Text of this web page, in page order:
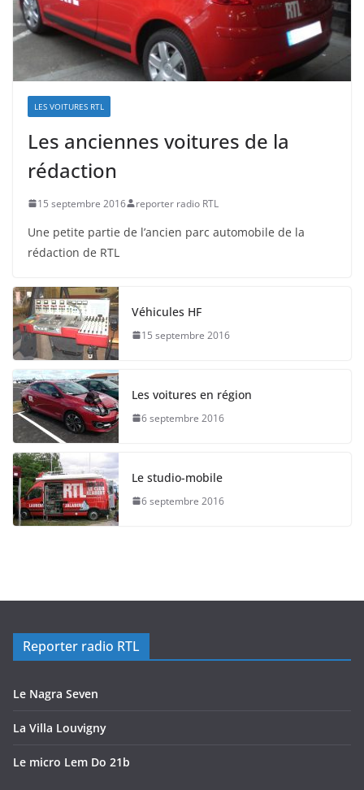
LES VOITURES RTL
Les anciennes voitures de la
rédaction
15 septembre 2016 reporter radio RTL
Une petite partie de l’ancien parc automobile de la
rédaction de RTL
Véhicules HF
15 septembre 2016
Les voitures en région
6 septembre 2016
Le studio-mobile
6 septembre 2016
Reporter radio RTL
Le Nagra Seven
La Villa Louvigny
Le micro Lem Do 21b